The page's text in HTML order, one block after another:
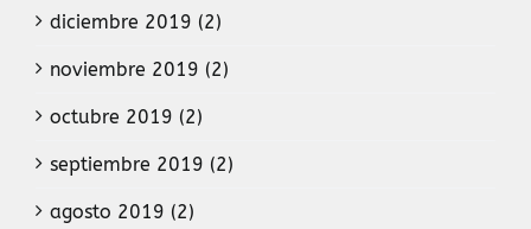
diciembre 2019 (2)
noviembre 2019 (2)
octubre 2019 (2)
septiembre 2019 (2)
agosto 2019 (2)